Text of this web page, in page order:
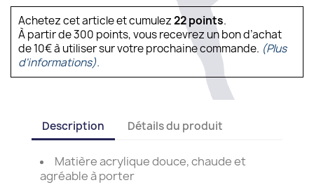
Achetez cet article et cumulez22points.
À partir de 300 points, vous recevrez un bon d’achat
de 10€ à utiliser sur votre prochaine commande. (Plus
d'informations).
Description Détails du produit
Matière acrylique douce, chaude et
agréable à porter